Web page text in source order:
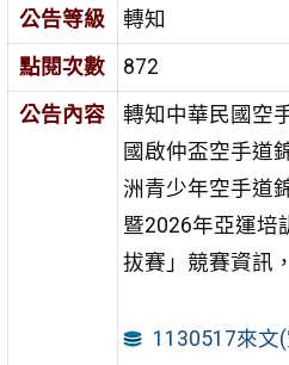
公告等級
轉知
點閱次數
872
公告內容
轉知中華民國空
國啟仲盃空手道
洲青少年空手道
暨2026年亞運培
拔賽」競賽資訊
1130517來文